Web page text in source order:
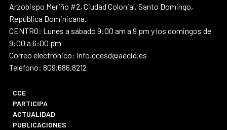
Arzobispo Meriño #2, Ciudad Colonial, Santo Domingo,
República Dominicana.
CENTRO: Lunes a sábado 9:00 am a 9 pm y los domingos de
9:00 a 6:00 pm
Correo electrónico: info.ccesd@aecid.es
Teléfono: 809.686.8212
CCE
PARTICIPA
ACTUALIDAD
PUBLICACIONES